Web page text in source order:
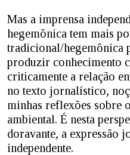
Mas a imprensa
hegemônica tem mais
tradicional/hegemônica
produzir conhecimento
criticamente a relação
no texto jornalístico,
minhas reflexões sobre
ambiental. É nesta
doravante, a expressão
independente.